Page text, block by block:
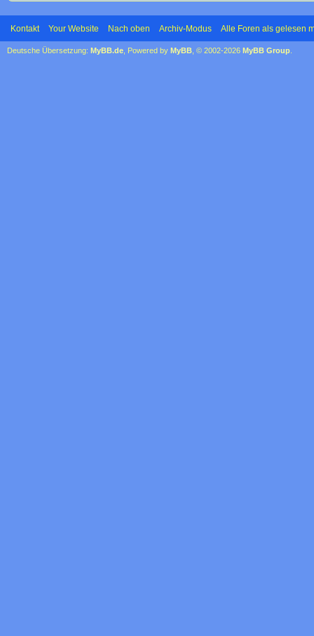
Kontakt Your Website Nach oben Archiv-Modus Alle Foren als gelesen
Deutsche Übersetzung: MyBB.de , Powered by MyBB , © 2002-2026 MyBB Group